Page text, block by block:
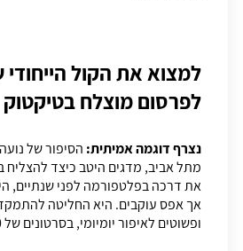
למצוא את הקול
לפרסום מוצלח בטיקטוק
נצרף דוגמה אמיתית: הסיפור של
מתל אביב, מדגים היטב כיצד
את דרכה בפלטפורמה לפני שנתיים,
אך אפס עוקבים. היא החליטה
ופשוטים לאיפור יומיומי, בסרטונים של 30 שניות בדיוק.